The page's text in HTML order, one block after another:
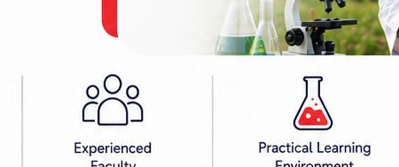
जेसीबीले पछाडिबाट धकेल्दा ट्याक्टरको इन्जिनको
चालक गम्भीर घाइते भएका थिए । उपचारका लागि कोशी
छ । जेसीबी चालक फरार रहेको प्रहरीले बताएको